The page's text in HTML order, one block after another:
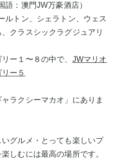
：澳門JW万豪酒店）
ルトン、シェラトン、ウェス
クラスシックラグジュアリ
ー１〜８の中で、 JWマリオ
ー５
ラクシーマカオ」にありま
グルメ・とっても楽しいプ
しむには最高の場所です。